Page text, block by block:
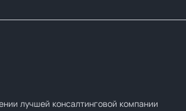
лучшей консалтинговой компании